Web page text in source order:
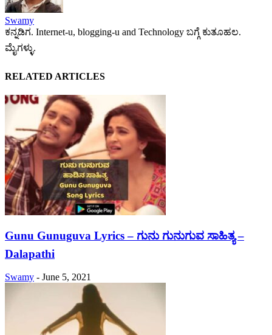
Swamy
ಕನ್ನಡಿಗ. Internet-u, blogging-u and Technology ಬಗ್ಗೆ ಕುತೂಹಲ.
ಮೈಗಳ್ಳು.
RELATED ARTICLES
Gunu Gunuguva Lyrics – ಗುನು ಗುನುಗುವ ಸಾಹಿತ್ಯ –
Dalapathi
Swamy - June 5, 2021